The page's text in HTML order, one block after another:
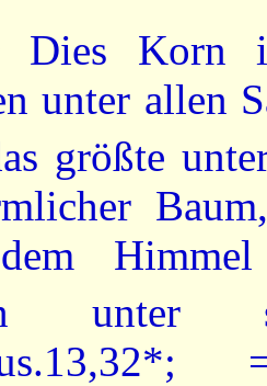
Dies Korn
unter allen
größte
unter